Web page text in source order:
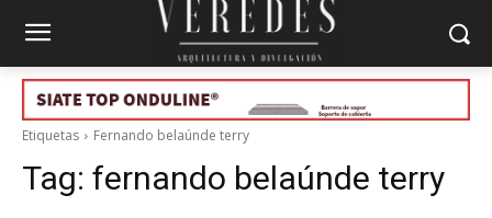
Etiquetas Fernando belaúnde terry
Tag: fernando belaúnde terry